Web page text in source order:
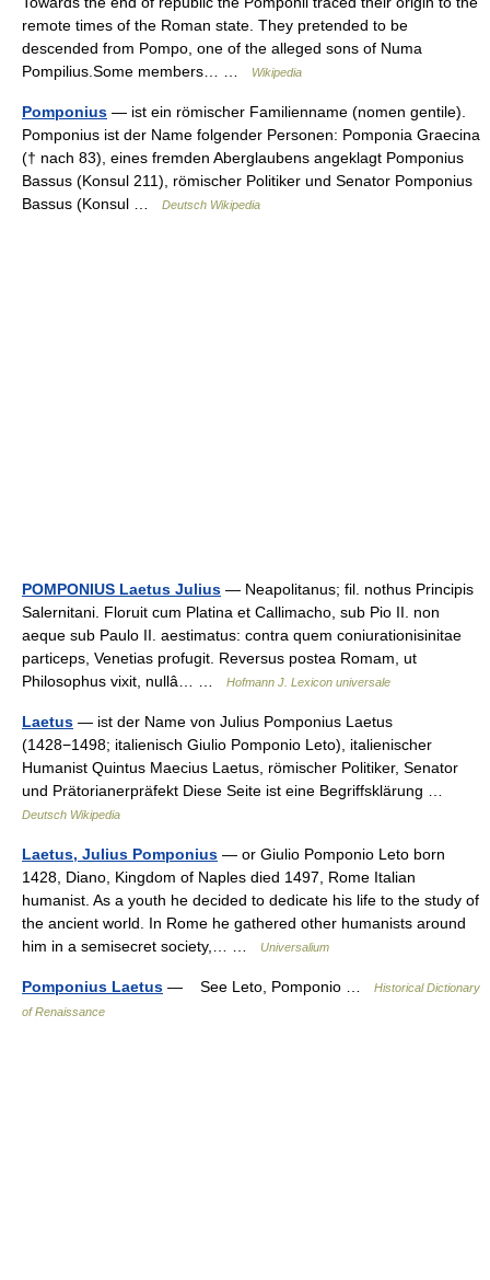
remote times of the Roman state. They pretended to be
descended from Pompo, one of the alleged sons of Numa
Pompilius.Some members… …
Wikipedia
Pomponius — ist ein römischer Familienname (nomen gentile).
Pomponius ist der Name folgender Personen: Pomponia Graecina
(† nach 83), eines fremden Aberglaubens angeklagt Pomponius
Bassus (Konsul 211), römischer Politiker und Senator Pomponius
Bassus (Konsul …
Deutsch Wikipedia
POMPONIUS Laetus Julius — Neapolitanus; fil. nothus Principis
Salernitani. Floruit cum Platina et Callimacho, sub Pio II. non
aeque sub Paulo II. aestimatus: contra quem coniurationisinitae
particeps, Venetias profugit. Reversus postea Romam, ut
Philosophus vixit, nullâ… …
Hofmann J. Lexicon universale
Laetus — ist der Name von Julius Pomponius Laetus
(1428−1498; italienisch Giulio Pomponio Leto), italienischer
Humanist Quintus Maecius Laetus, römischer Politiker, Senator
und Prätorianerpräfekt Diese Seite ist eine Begriffsklärung …
Deutsch Wikipedia
Laetus, Julius Pomponius — or Giulio Pomponio Leto born
1428, Diano, Kingdom of Naples died 1497, Rome Italian
humanist. As a youth he decided to dedicate his life to the study of
the ancient world. In Rome he gathered other humanists around
him in a semisecret society,… …
Universalium
Pomponius Laetus — See Leto, Pomponio …
Historical Dictionary
of Renaissance